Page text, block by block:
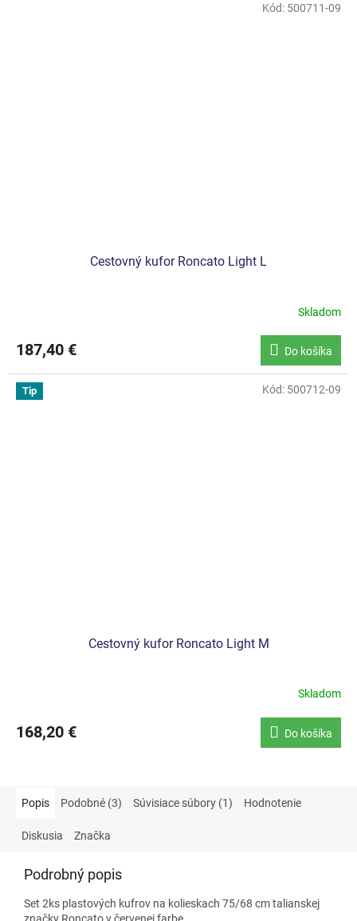
Cestovný kufor Roncato Light L
Skladom
187,40 € Do košíka
Kód: 500711-09
Tip
Cestovný kufor Roncato Light M
Skladom
168,20 € Do košíka
Kód: 500712-09
Popis Podobné (3) Súvisiace súbory (1) Hodnotenie
Diskusia Značka
Podrobný popis
Set 2ks plastových kufrov na kolieskach 75/68 cm talianskej